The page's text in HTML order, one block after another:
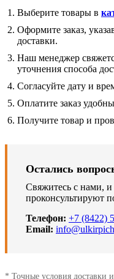
Выберите товары в
Оформите заказ,
доставки.
Наш менеджер
уточнения способа
Согласуйте дату и
Оплатите заказ
Получите товар и
Остались
Свяжитесь с нами,
проконсультируют
Телефон: +7 (8422)
Email:
* Точные условия доставки